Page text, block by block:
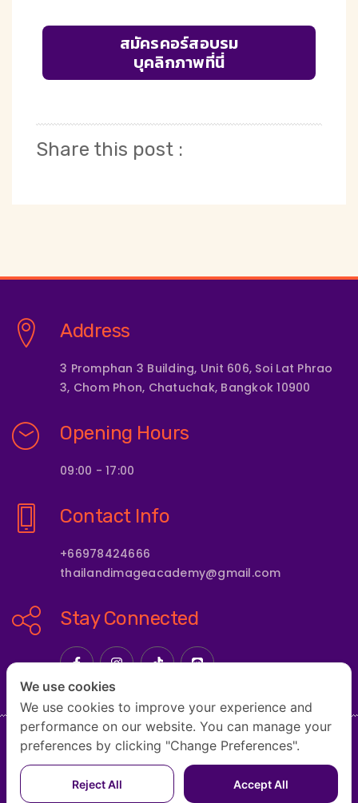
สมัครคอร์สอบรม
บุคลิกภาพที่นี่
Share this post :
Address
3 Promphan 3 Building, Unit 606, Soi Lat Phrao
3, Chom Phon, Chatuchak, Bangkok 10900
Opening Hours
09:00 - 17:00
Contact Info
+66978424666
thailandimageacademy@gmail.com
Stay Connected
HOME ABOUT US COURSE COURSE FORMATS
OUR INSTRUCTORS & EXPERTS
CONTACT US
We use cookies
We use cookies to improve your experience and
performance on our website. You can manage your
preferences by clicking "Change Preferences".
Reject All Accept All